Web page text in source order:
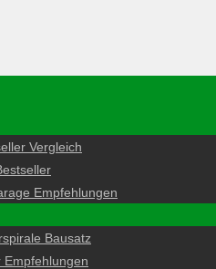
Vergleich
Empfehlungen
Bausatz
Empfehlungen